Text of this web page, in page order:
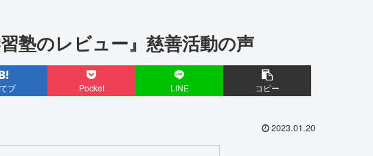
塾のレビュー』慈善活動の声
ブ Pocket LINE コピー
2023.01.20